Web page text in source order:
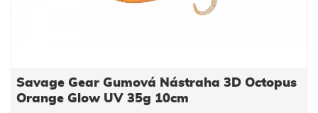
Savage Gear Gumová Nástraha 3D Octopus
Orange Glow UV 35g 10cm